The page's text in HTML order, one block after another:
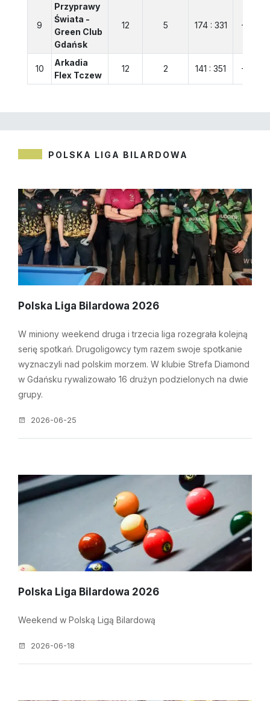
9
Przyprawy
Świata -
Green Club
Gdańsk
12 5 174 : 331 -157
10
Arkadia
Flex Tczew
12 2 141 : 351 -210
POLSKA LIGA BILARDOWA
Polska Liga Bilardowa 2026
W miniony weekend druga i trzecia liga rozegrała kolejną
serię spotkań. Drugoligowcy tym razem swoje spotkanie
wyznaczyli nad polskim morzem. W klubie Strefa Diamond
w Gdańsku rywalizowało 16 drużyn podzielonych na dwie
grupy.
2026-06-25
Polska Liga Bilardowa 2026
Weekend w Polską Ligą Bilardową
2026-06-18